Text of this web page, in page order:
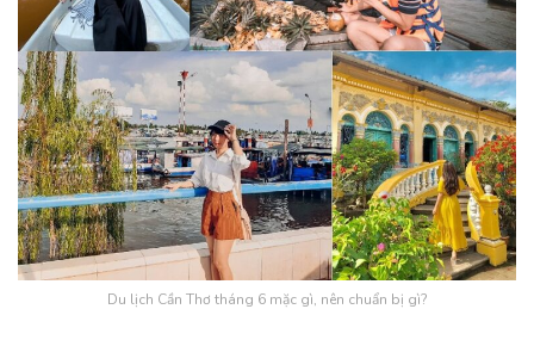
Du lịch Cần Thơ tháng 6 mặc gì, nên chuẩn bị gì?